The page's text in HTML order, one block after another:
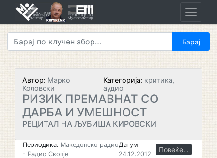
Автор: Марко
Коловски
Категорија: критика,
аудио
РИЗИК ПРЕМАВНАТ СО
ДАРБА И УМЕШНОСТ
РЕЦИТАЛ НА ЉУБИША КИРОВСКИ
Периодика: Македонско радио
- Радио Скопје
Датум:
24.12.2012
Повеќе...